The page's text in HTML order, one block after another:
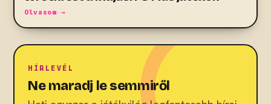
Olvasom →
HÍRLEVÉL
Ne maradj le semmiről